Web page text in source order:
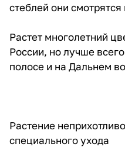
стеблей они
Растет многолетний
России, но лучше
полосе и на Дальнем
Растение
специального ухода